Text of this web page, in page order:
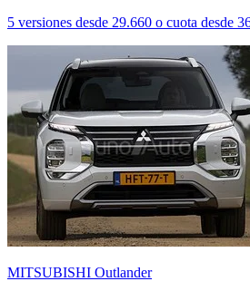
5 versiones desde 29.660 o cuota desde
MITSUBISHI Outlander